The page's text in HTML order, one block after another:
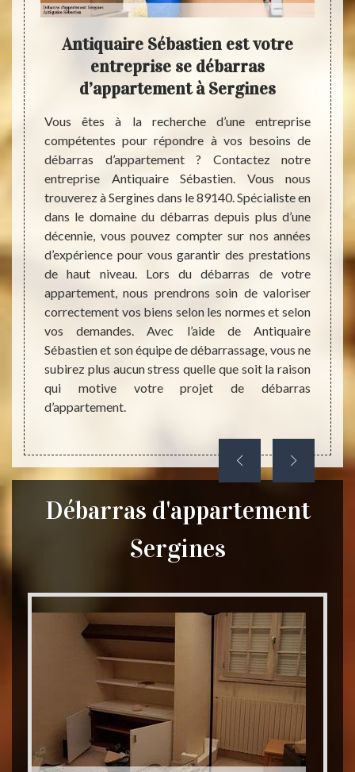
des
vous
pour
ses
tact
dans
dans
de
de
Antiquaire Sébastien est votre
entreprise se débarras
d’appartement à Sergines
Vous êtes à la recherche d’une entreprise
compétentes pour répondre à vos besoins de
débarras d’appartement ? Contactez notre
entreprise Antiquaire Sébastien. Vous nous
trouverez à Sergines dans le 89140. Spécialiste en
dans le domaine du débarras depuis plus d’une
décennie, vous pouvez compter sur nos années
d’expérience pour vous garantir des prestations
de haut niveau. Lors du débarras de votre
appartement, nous prendrons soin de valoriser
correctement vos biens selon les normes et selon
vos demandes. Avec l’aide de Antiquaire
Sébastien et son équipe de débarrassage, vous ne
subirez plus aucun stress quelle que soit la raison
qui motive votre projet de débarras
d’appartement.
Lors
ne
vous
les
Débarras d'appartement
Sergines